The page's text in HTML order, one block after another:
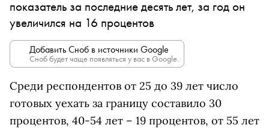
показатель за последние десять лет, за год он
увеличился на 16 процентов
Добавить Сноб в источники Google
Сноб будет чаще появляться у вас в Google.
Среди респондентов от 25 до 39 лет число
готовых уехать за границу составило 30
процентов, 40-54 лет – 19 процентов, от 55 лет